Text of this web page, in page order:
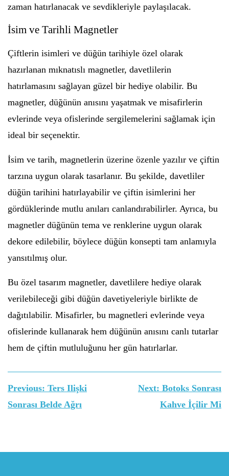
zaman hatırlanacak ve sevdikleriyle paylaşılacak.
İsim ve Tarihli Magnetler
Çiftlerin isimleri ve düğün tarihiyle özel olarak
hazırlanan mıknatıslı magnetler, davetlilerin
hatırlamasını sağlayan güzel bir hediye olabilir. Bu
magnetler, düğünün anısını yaşatmak ve misafirlerin
evlerinde veya ofislerinde sergilemelerini sağlamak için
ideal bir seçenektir.
İsim ve tarih, magnetlerin üzerine özenle yazılır ve çiftin
tarzına uygun olarak tasarlanır. Bu şekilde, davetliler
düğün tarihini hatırlayabilir ve çiftin isimlerini her
gördüklerinde mutlu anıları canlandırabilirler. Ayrıca, bu
magnetler düğünün tema ve renklerine uygun olarak
dekore edilebilir, böylece düğün konsepti tam anlamıyla
yansıtılmış olur.
Bu özel tasarım magnetler, davetlilere hediye olarak
verilebileceği gibi düğün davetiyeleriyle birlikte de
dağıtılabilir. Misafirler, bu magnetleri evlerinde veya
ofislerinde kullanarak hem düğünün anısını canlı tutarlar
hem de çiftin mutluluğunu her gün hatırlarlar.
Yazı
gezinmesi
Previous: Ters Ilişki
Sonrası Belde Ağrı
Next: Botoks Sonrası
Kahve İçilir Mi